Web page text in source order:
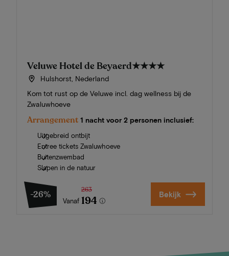
Veluwe Hotel de Beyaerd★★★★
Hulshorst, Nederland
Kom tot rust op de Veluwe incl. dag wellness bij de
Zwaluwhoeve
Arrangement 1 nacht voor 2 personen inclusief:
Uitgebreid ontbijt
Entree tickets Zwaluwhoeve
Buitenzwembad
Slapen in de natuur
-26%
Vanaf
263
194 Bekijk